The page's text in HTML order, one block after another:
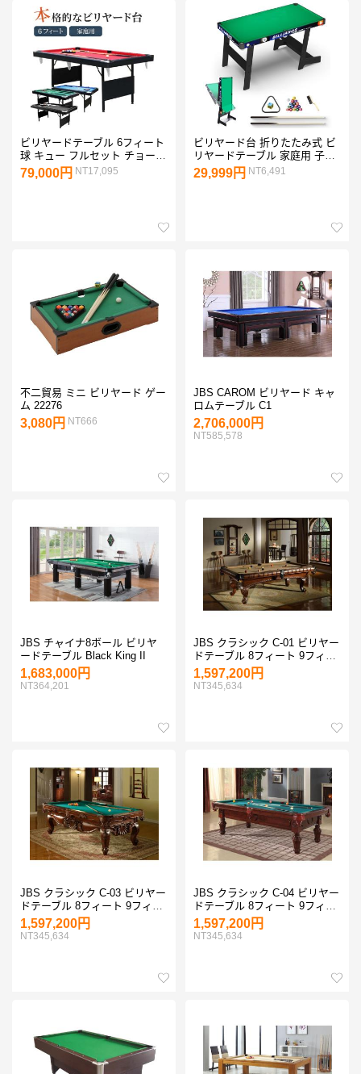
ビリヤードテーブル 6フィート
球 キュー フルセット チョーク
本格的なビリヤード台 世界販
売6000台の実績 人気 レッ
79,000円 NT17,095
ビリヤード台 折りたたみ式 ビ
リヤードテーブル 家庭用 子供
大人用 ボール＆プールキュー
付き 付属品付き 屋内おもちゃ
29,999円 NT6,491
不二貿易 ミニ ビリヤード ゲー
ム 22276
3,080円 NT666
JBS CAROM ビリヤード キャ
ロムテーブル C1
2,706,000円
NT585,578
JBS チャイナ8ボール ビリヤ
ードテーブル Black King II
1,683,000円
NT364,201
JBS クラシック C-01 ビリヤー
ドテーブル 8フィート 9フィー
ト
1,597,200円
NT345,634
JBS クラシック C-03 ビリヤー
ドテーブル 8フィート 9フィー
ト
1,597,200円
NT345,634
JBS クラシック C-04 ビリヤー
ドテーブル 8フィート 9フィー
ト
1,597,200円
NT345,634